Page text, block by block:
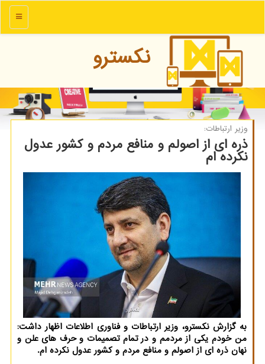
منو
نكسترو
وزیر ارتباطات:
ذره ای از اصولم و منافع مردم و کشور عدول
نکرده ام
به گزارش نکسترو، وزیر ارتباطات و فناوری اطلاعات اظهار داشت:
من خودم یکی از مردمم و در تمام تصمیمات و حرف های علن و
نهان ذره ای از اصولم و منافع مردم و کشور عدول نکرده ام.